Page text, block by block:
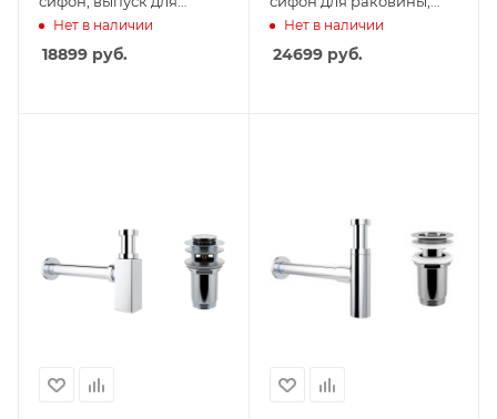
раковины
универсальный, хром
Нет в наличии
18899 руб.
донный клапан без
перелива, хром
Нет в наличии
24699руб.